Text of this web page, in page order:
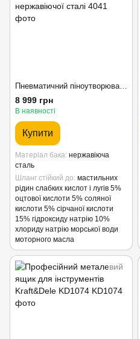
8 999 грн
В наявності
Купити
Матеріал бака нержавіюча
сталь
Шланг стійкий до мастильних
рідин слабких кислот і лугів 5%
оцтової кислоти 5% соляної
кислоти 5% сірчаної кислоти
15% гідроксиду натрію 10%
хлориду натрію морської води
моторного масла